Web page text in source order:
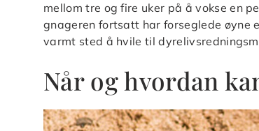
mellom tre og fire uker på å vokse en
gnageren fortsatt har forseglede øyne
varmt sted å hvile til
Når og hvordan